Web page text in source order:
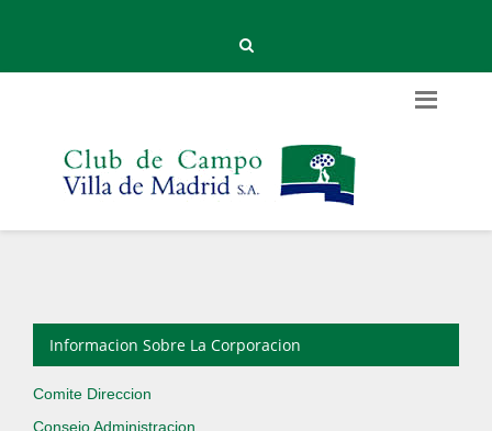
Informacion Sobre La Corporacion
Comite Direccion
Consejo Administracion